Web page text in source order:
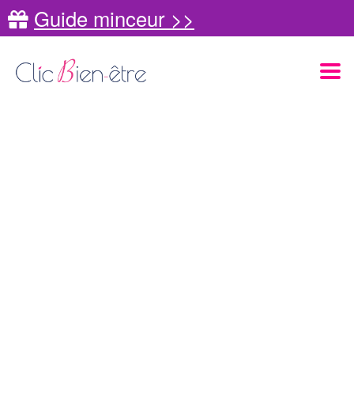
Guide minceur >>